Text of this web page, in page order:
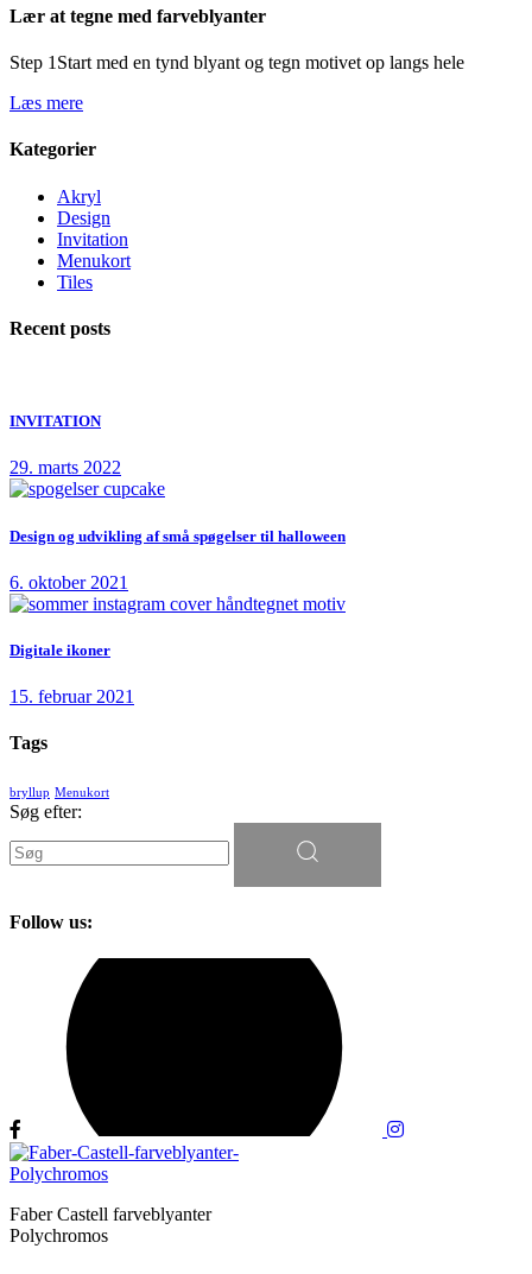
Lær at tegne med farveblyanter
Step 1Start med en tynd blyant og tegn motivet op langs hele
Læs mere
Kategorier
Akryl
Design
Invitation
Menukort
Tiles
Recent posts
INVITATION
29. marts 2022
Design og udvikling af små spøgelser til halloween
6. oktober 2021
Digitale ikoner
15. februar 2021
Tags
bryllup Menukort
Søg efter:
Follow us:
Faber Castell farveblyanter
Polychromos